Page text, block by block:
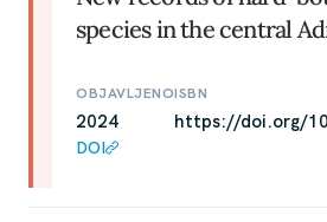
species in the central
OBJAVLJENO
2024
DOI
ISBN
https://doi.org/